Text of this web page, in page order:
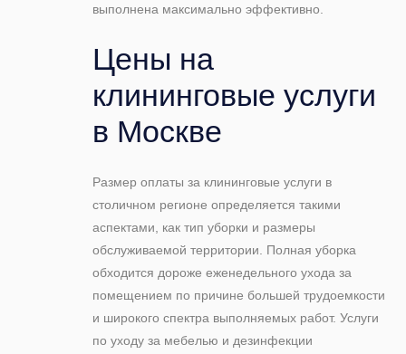
выполнена максимально эффективно.
Цены на
клининговые услуги
в Москве
Размер оплаты за клининговые услуги в
столичном регионе определяется такими
аспектами, как тип уборки и размеры
обслуживаемой территории. Полная уборка
обходится дороже еженедельного ухода за
помещением по причине большей трудоемкости
и широкого спектра выполняемых работ. Услуги
по уходу за мебелью и дезинфекции